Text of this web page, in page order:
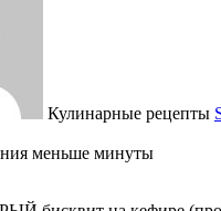
Кулинарные рецепты
меньше минуты